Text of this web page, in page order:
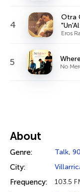
4
Otra
Eros
5 No
About
Genre: Talk,
City:
Frequency: 103.5